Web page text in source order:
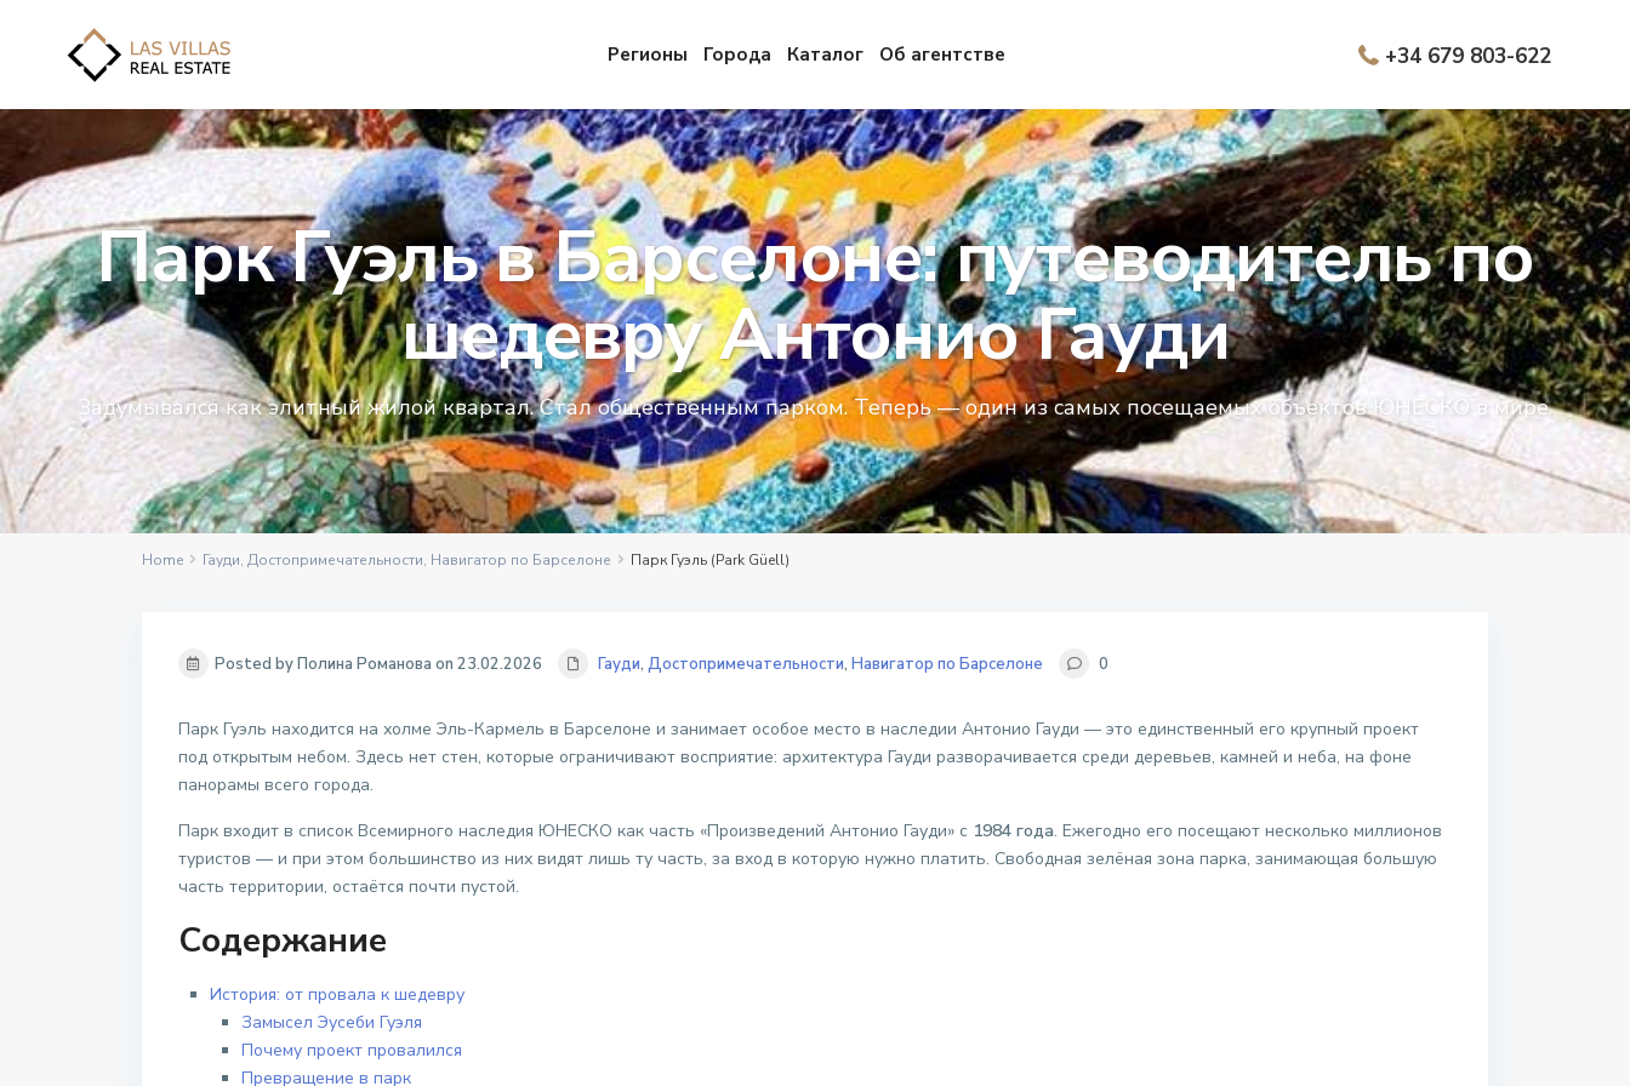
Регионы Города Каталог Об агентстве +34 679 803-622
Парк Гуэль в Барселоне: путеводитель по
шедевру Антонио Гауди
Задумывался как элитный жилой квартал. Стал общественным парком. Теперь — один из самых посещаемых объектов ЮНЕСКО в мире.
Home Гауди, Достопримечательности, Навигатор по Барселоне Парк Гуэль (Park Güell)
Posted by Полина Романова on 23.02.2026 Гауди, Достопримечательности, Навигатор по Барселоне 0
Парк Гуэль находится на холме Эль-Кармель в Барселоне и занимает особое место в наследии Антонио Гауди — это единственный его крупный проект
под открытым небом. Здесь нет стен, которые ограничивают восприятие: архитектура Гауди разворачивается среди деревьев, камней и неба, на фоне
панорамы всего города.
Парк входит в список Всемирного наследия ЮНЕСКО как часть «Произведений Антонио Гауди» с 1984 года. Ежегодно его посещают несколько миллионов
туристов — и при этом большинство из них видят лишь ту часть, за вход в которую нужно платить. Свободная зелёная зона парка, занимающая большую
часть территории, остаётся почти пустой.
Содержание
История: от провала к шедевру
Замысел Эусеби Гуэля
Почему проект провалился
Превращение в парк